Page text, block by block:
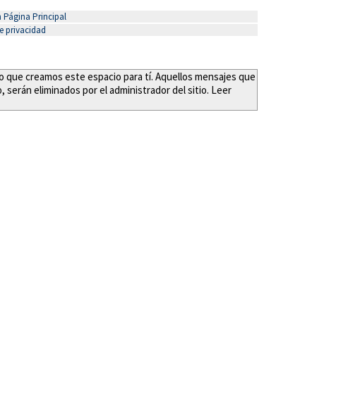
Página Principal
privacidad
creamos este espacio para tí. Aquellos mensajes que
eliminados por el administrador del sitio. Leer